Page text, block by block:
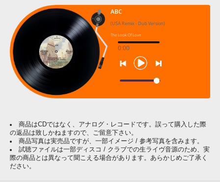
ABC
(USA Remix - Dub Version)
The Look Of Love
0:00
商品はCDではなく、アナログ・レコードです。誤って購入した際
の返品は致しかねますので、ご留意下さい。
商品写真は実売品ですが、一部イメージ / 参考写真を含みます。
試聴ファイルは一部ディスコ / クラブでの生ライヴ音源のため、実
際の商品とは異なって聞こえる場合があります。あらかじめご了承く
ださい。